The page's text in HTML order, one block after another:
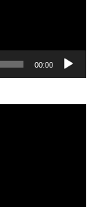
00:00